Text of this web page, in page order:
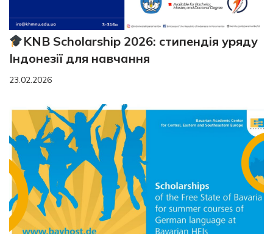
KNB Scholarship 2026: стипендія уряду
Індонезії для навчання
23.02.2026